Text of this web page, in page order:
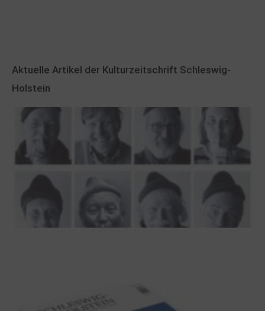
Aktuelle Artikel der Kulturzeitschrift Schleswig-
Holstein